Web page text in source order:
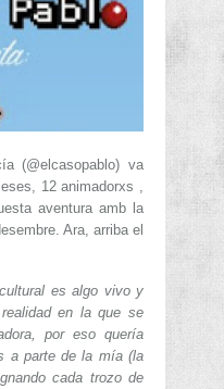
(@elcasopablo) va
12 animadorxs ,
aventura amb la
Ara, arriba el
es algo vivo y
en la que se
por eso quería
a parte de la mía (la
cada trozo de